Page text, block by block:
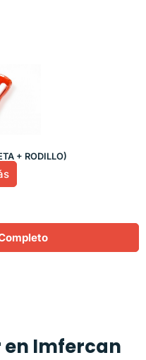
+ RODILLO)
Imfercan